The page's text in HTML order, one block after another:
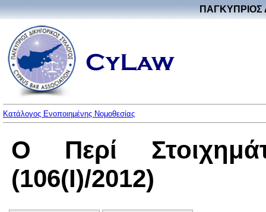
ΠΑΓΚΥΠΡΙΟΣ
Κατάλογος Ενοποιημένης Νομοθεσίας
Ο Περί
(106(I)/2012)